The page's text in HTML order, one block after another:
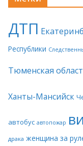
ДТП
Республики
Тюменская
Ханты-Мансийск
автобус автопожар
драка женщина за